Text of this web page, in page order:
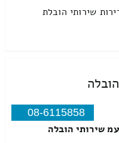
שירותי הובלת
08-6115858
שירותי הובלה